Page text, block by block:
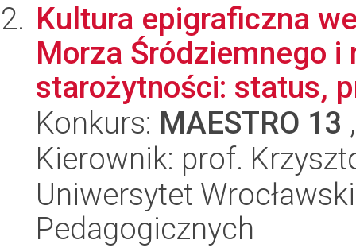
Kultura epigraficzna
Morza Śródziemnego
starożytności: status,
Konkurs: MAESTRO 13
Kierownik: prof.
Uniwersytet
Pedagogicznych